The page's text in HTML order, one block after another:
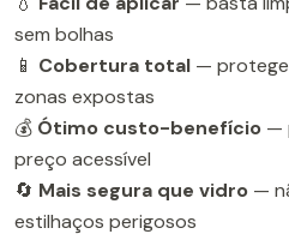
sem bolhas
📱 Cobertura total — protege
zonas expostas
💰 Ótimo custo-benefício —
preço acessível
🔄 Mais segura que vidro —
estilhaços perigosos